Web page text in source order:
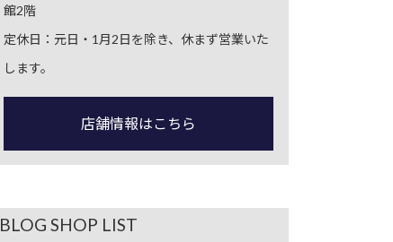
館2階
定休日：元日・1月2日を除き、休まず営業いた
します。
店舗情報はこちら
BLOG SHOP LIST